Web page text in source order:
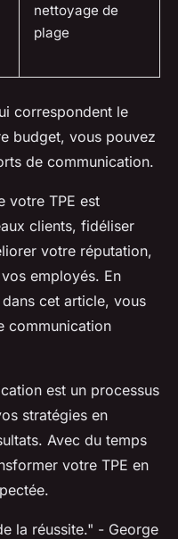
nettoyage de
plage
correspondent le
budget, vous pouvez
de communication.
votre TPE est
clients, fidéliser
votre réputation,
employés. En
cet article, vous
communication
est un processus
stratégies en
Avec du temps
votre TPE en
la réussite." - George